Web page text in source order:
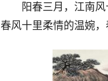
阳春三月，江南风
春风十里柔情的温婉，